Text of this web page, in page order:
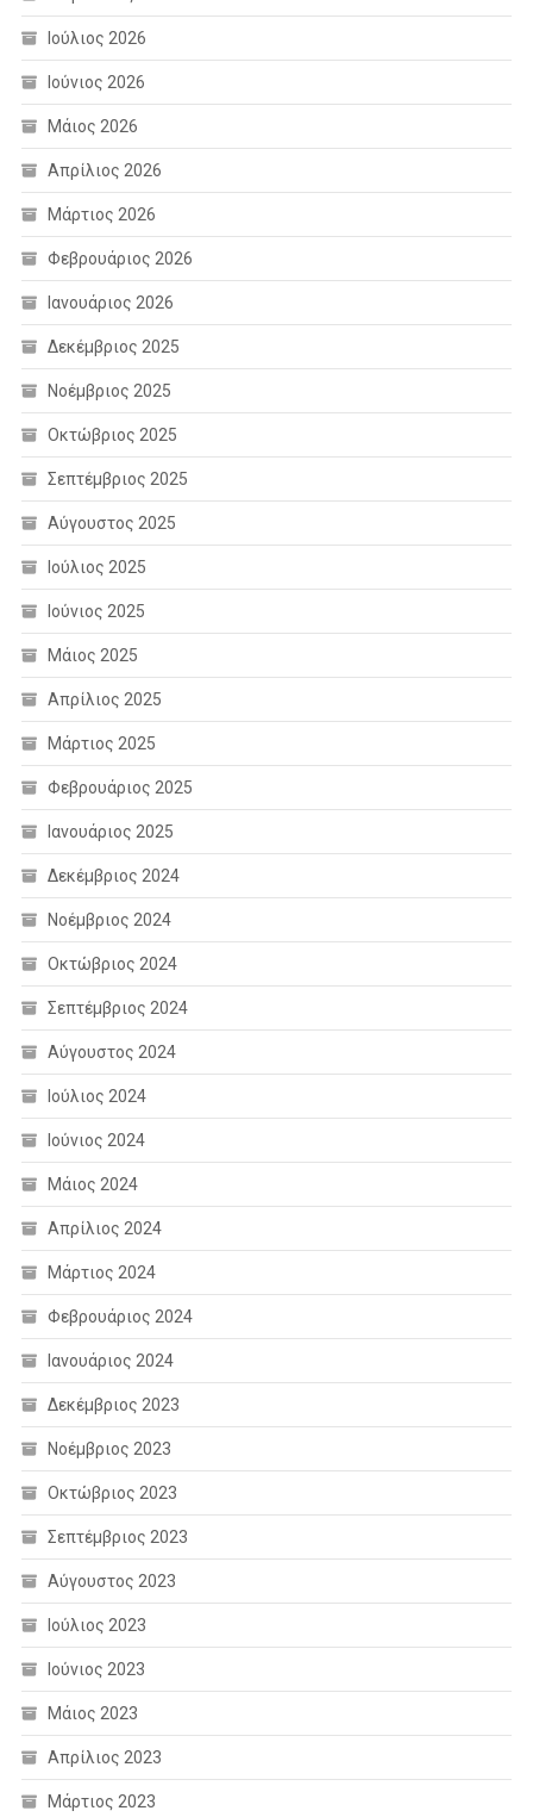
Ιούλιος 2026
Ιούνιος 2026
Μάιος 2026
Απρίλιος 2026
Μάρτιος 2026
Φεβρουάριος 2026
Ιανουάριος 2026
Δεκέμβριος 2025
Νοέμβριος 2025
Οκτώβριος 2025
Σεπτέμβριος 2025
Αύγουστος 2025
Ιούλιος 2025
Ιούνιος 2025
Μάιος 2025
Απρίλιος 2025
Μάρτιος 2025
Φεβρουάριος 2025
Ιανουάριος 2025
Δεκέμβριος 2024
Νοέμβριος 2024
Οκτώβριος 2024
Σεπτέμβριος 2024
Αύγουστος 2024
Ιούλιος 2024
Ιούνιος 2024
Μάιος 2024
Απρίλιος 2024
Μάρτιος 2024
Φεβρουάριος 2024
Ιανουάριος 2024
Δεκέμβριος 2023
Νοέμβριος 2023
Οκτώβριος 2023
Σεπτέμβριος 2023
Αύγουστος 2023
Ιούλιος 2023
Ιούνιος 2023
Μάιος 2023
Απρίλιος 2023
Μάρτιος 2023